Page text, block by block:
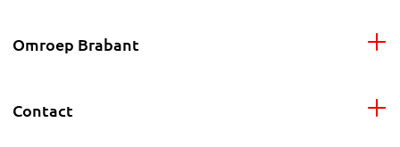
Omroep Brabant
Contact